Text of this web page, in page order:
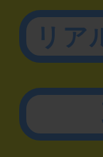
リア